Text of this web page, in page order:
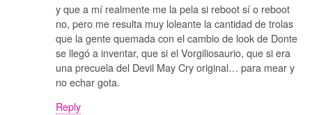
y que a mí realmente me la pela si reboot sí o reboot
no, pero me resulta muy loleante la cantidad de trolas
que la gente quemada con el cambio de look de Donte
se llegó a inventar, que si el Vorgiliosaurio, que si era
una precuela del Devil May Cry original… para mear y
no echar gota.
Reply